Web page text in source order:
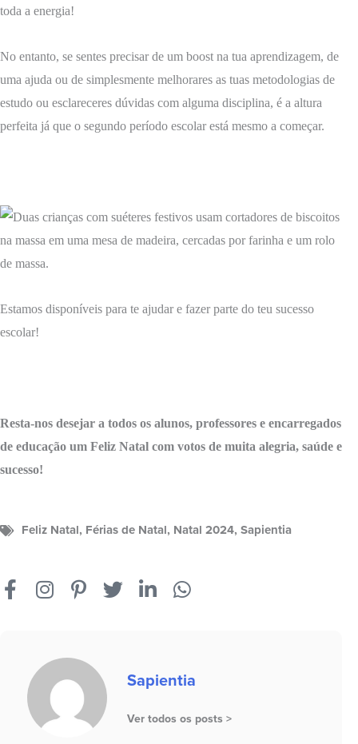
toda a energia!
No entanto, se sentes precisar de um boost na tua aprendizagem, de
uma ajuda ou de simplesmente melhorares as tuas metodologias de
estudo ou esclareceres dúvidas com alguma disciplina, é a altura
perfeita já que o segundo período escolar está mesmo a começar.
Estamos disponíveis para te ajudar e fazer parte do teu sucesso
escolar!
Resta-nos desejar a todos os alunos, professores e encarregados
de educação um Feliz Natal com votos de muita alegria, saúde e
sucesso!
Feliz Natal, Férias de Natal, Natal 2024, Sapientia
Sapientia
Ver todos os posts >